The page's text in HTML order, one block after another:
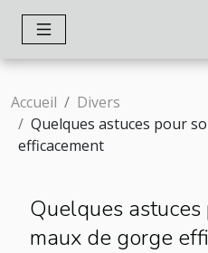
Accueil
Divers
Quelques astuces pour
efficacement
Quelques
maux de gorge